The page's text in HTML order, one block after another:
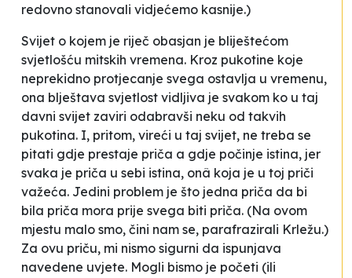
redovno stanovali vidjećemo kasnije.)
Svijet o kojem je riječ obasjan je bliještećom
svjetlošću mitskih vremena. Kroz pukotine koje
neprekidno protjecanje svega ostavlja u vremenu,
ona blještava svjetlost vidljiva je svakom ko u taj
davni svijet zaviri odabravši neku od takvih
pukotina. I, pritom, vireći u taj svijet, ne treba se
pitati gdje prestaje priča a gdje počinje istina, jer
svaka je priča u sebi istina, onâ koja je u toj priči
važeća. Jedini problem je što jedna priča da bi
bila priča mora prije svega biti priča. (Na ovom
mjestu malo smo, čini nam se, parafrazirali Krležu.)
Za ovu priču, mi nismo sigurni da ispunjava
navedene uvjete. Mogli bismo je početi (ili